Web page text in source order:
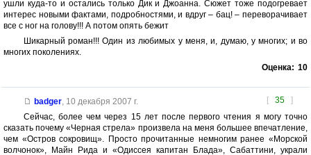
ушли куда-то и остались только Дик и Джоанна. Сюжет тоже подогревает
интерес новыми фактами, подробностями, и вдруг – бац! – переворачивает
все с ног на голову!!! А потом опять бежит
Шикарный роман!!! Один из любимых у меня, и, думаю, у многих; и во
многих поколениях.
Оценка: 10
[ 35 ]
badger, 10 декабря 2007 г.
Сейчас, более чем через 15 лет после первого чтения я могу точно
сказать почему «Черная стрела» произвела на меня большее впечатление,
чем «Остров сокровищ». Просто прочитанные немногим ранее «Морской
волчонок», Майн Рида и «Одиссея капитан Блада», Сабаттини, украли